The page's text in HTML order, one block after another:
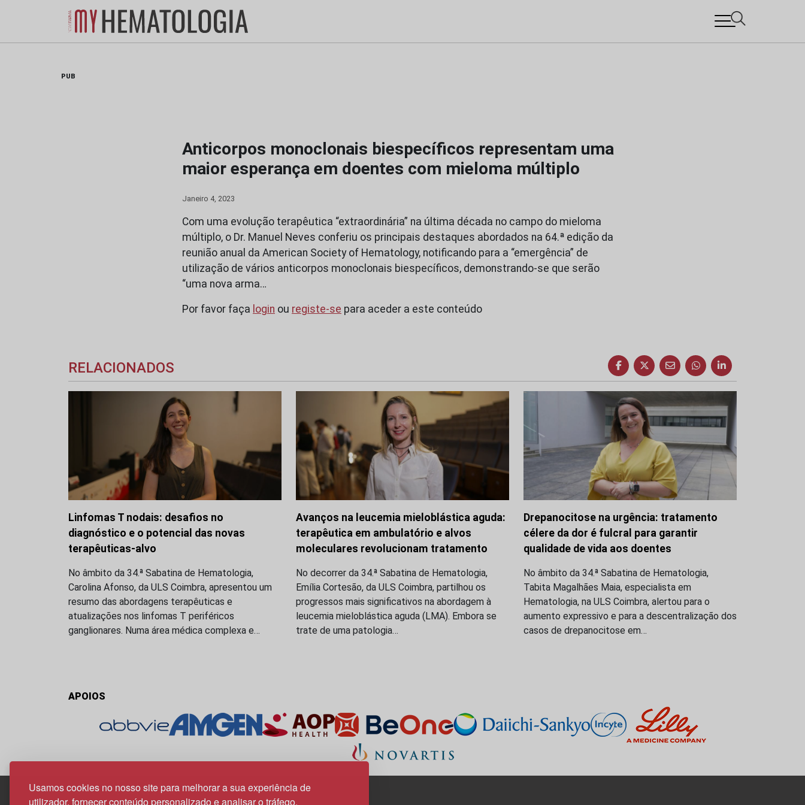
Usamos cookies no nosso site para melhorar a sua experiência de
utilizador, fornecer conteúdo personalizado e analisar o tráfego.
PUB
Anticorpos monoclonais biespecíficos representam uma
maior esperança em doentes com mieloma múltiplo
Janeiro 4, 2023
Com uma evolução terapêutica “extraordinária” na última década no campo do mieloma
múltiplo, o Dr. Manuel Neves conferiu os principais destaques abordados na 64.ª edição da
reunião anual da American Society of Hematology, notificando para a “emergência” de
utilização de vários anticorpos monoclonais biespecíficos, demonstrando-se que serão
“uma nova arma…
Por favor faça login ou registe-se para aceder a este conteúdo
RELACIONADOS
Linfomas T nodais: desafios no
diagnóstico e o potencial das novas
terapêuticas-alvo
No âmbito da 34.ª Sabatina de Hematologia,
Carolina Afonso, da ULS Coimbra, apresentou um
resumo das abordagens terapêuticas e
atualizações nos linfomas T periféricos
ganglionares. Numa área médica complexa e…
Avanços na leucemia mieloblástica aguda:
terapêutica em ambulatório e alvos
moleculares revolucionam tratamento
No decorrer da 34.ª Sabatina de Hematologia,
Emília Cortesão, da ULS Coimbra, partilhou os
progressos mais significativos na abordagem à
leucemia mieloblástica aguda (LMA). Embora se
trate de uma patologia…
Drepanocitose na urgência: tratamento
célere da dor é fulcral para garantir
qualidade de vida aos doentes
No âmbito da 34.ª Sabatina de Hematologia,
Tabita Magalhães Maia, especialista em
Hematologia, na ULS Coimbra, alertou para o
aumento expressivo e para a descentralização dos
casos de drepanocitose em…
APOIOS